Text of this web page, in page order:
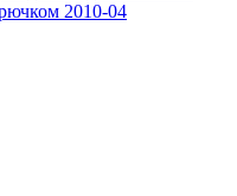
2010-04